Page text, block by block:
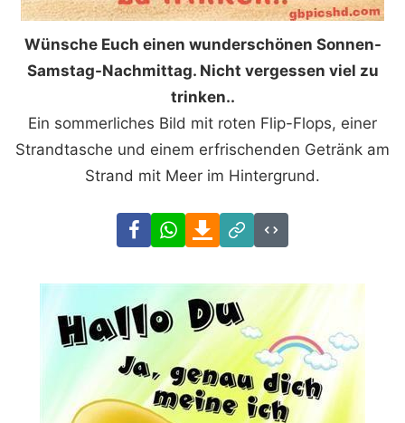
Wünsche Euch einen wunderschönen Sonnen-
Samstag-Nachmittag. Nicht vergessen viel zu
trinken..
Ein sommerliches Bild mit roten Flip-Flops, einer
Strandtasche und einem erfrischenden Getränk am
Strand mit Meer im Hintergrund.
FacebookWhatsAppDownload
Link
Code